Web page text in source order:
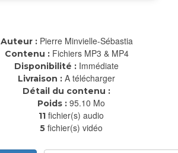
Auteur : Pierre Minvielle-Sébastia
Contenu : Fichiers MP3 & MP4
Disponibilité : Immédiate
Livraison : A télécharger
Détail du contenu :
Poids : 95.10 Mo
11 fichier(s) audio
5 fichier(s) vidéo